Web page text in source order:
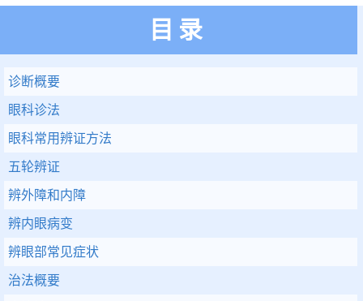
目录
诊断概要
眼科诊法
眼科常用辨证方法
五轮辨证
辨外障和内障
辨内眼病变
辨眼部常见症状
治法概要